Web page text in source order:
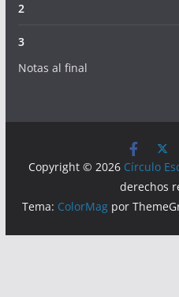
2
3
Notas al final
Copyright © 2026 Círculo
derechos
Tema: ColorMag por